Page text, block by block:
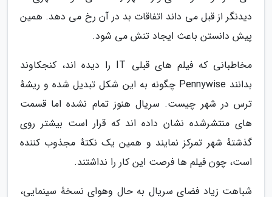
دیدنگر از قبل می داند اتفاقات بد در آن رخ می دهد. همین
پیش دانستن باعث ایجاد تنش می شود.
مخاطبانی که فیلم های قبلی IT را دیده اند، کنجکاوند
بدانند Pennywise چگونه به این شکل تبدیل شده و ریشهٔ
ترس در شهر چیست. سریال هنوز تمام نشده اما قسمت
های منتشرشده نشان داده اند که قرار است بیشتر روی
گذشتهٔ شهر تمرکز نمایند و همین یک نکتهٔ مجذوب کننده
است، چون فیلم ها فرصت این کار را نداشتند.
شباهت زیاد فضای سریال به حال وهوای نسخهٔ سینمایی،